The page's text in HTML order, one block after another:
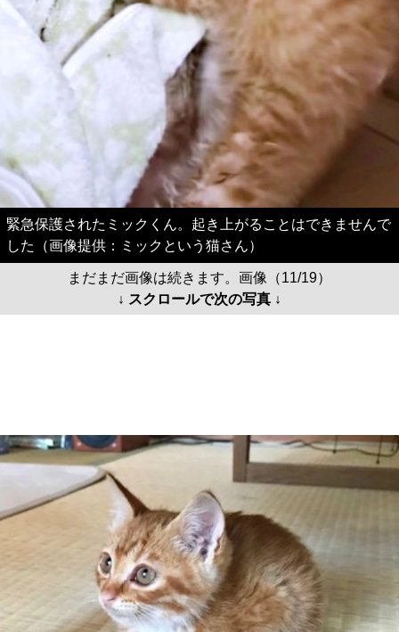
緊急保護されたミックくん。起き上がることはできませんで
した（画像提供：ミックという猫さん）
まだまだ画像は続きます。画像（11/19）
↓ スクロールで次の写真 ↓